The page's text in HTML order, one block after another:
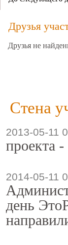
Друзья
Друзья не
Стена
2013-05-11
проекта
2014-05-11
день